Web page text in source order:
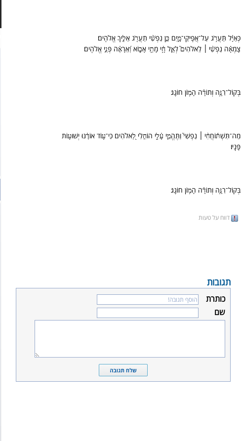
כְּאַיָּ֗ל תַּעֲרֹ֥ג עַל־אֲפִֽיקֵי־מָ֑יִם כֵּ֤ן נַפְשִׁ֨י תַעֲרֹ֖ג אֵלֶ֣יךָ אֱלֹהִֽים׃
צָמְאָ֬ה נַפְשִׁ֨י ׀ לֵאלֹהִים֮ לְאֵ֢ל חָ֥֫י מָתַ֥י אָב֑וֹא וְ֝אֵרָאֶ֗ה פְּנֵ֣י אֱלֹהִֽים׃
בְּקוֹל־רִנָּ֥ה וְתוֹדָ֗ה הָמ֥וֹן חוֹגֵֽג׃
מַה־תִּשְׁתּ֬וֹחֲחִ֨י ׀ נַפְשִׁי֮ וַתֶּהֱמִ֢י עָ֫לָ֥י הוֹחִ֣לִי לֵ֭אלֹהִים כִּי־ע֥וֹד אוֹדֶ֗נּוּ יְשׁוּע֥וֹת
פָּנָֽיו׃
בְּקוֹל־רִנָּ֥ה וְתוֹדָ֗ה הָמ֥וֹן חוֹגֵֽג׃
דווח על טעות
תגובות
כותרת
שם